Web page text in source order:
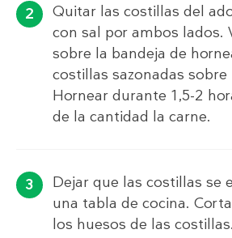
Quitar las costillas del
con sal por ambos lados.
sobre la bandeja de
costillas sazonadas sobre
Hornear durante 1,5-2
de la cantidad la carne.
Dejar que las costillas se
una tabla de cocina.
los huesos de las